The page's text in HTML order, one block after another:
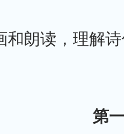
和朗读，理解
第